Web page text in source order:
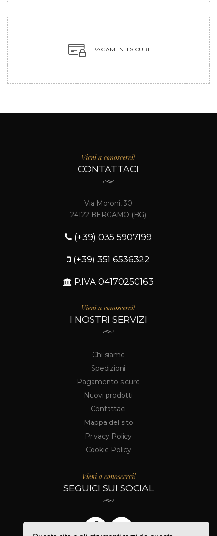
PAGAMENTI SICURI
Vieni a conoscerci!
CONTATTACI
Via Moroni, 30
24122 BERGAMO (BG)
(+39) 035 5907199
(+39) 351 6536322
P.IVA 04170250163
Vieni a conoscerci!
I NOSTRI SERVIZI
Chi siamo
Spedizioni
Pagamento sicuro
Nuovi prodotti
Contattaci
Mappa del sito
Privacy Policy
Cookie Policy
Vieni a conoscerci!
SEGUICI SUI SOCIAL